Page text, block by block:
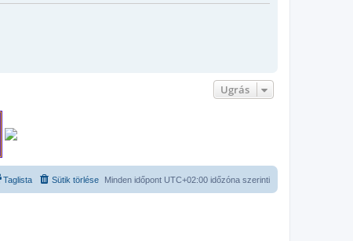
Ugrás
Minden időpont UTC+02:00 időzóna szerinti
Sütik törlése
Taglista